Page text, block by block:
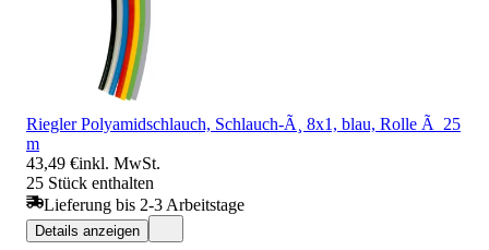
Riegler Polyamidschlauch, Schlauch-Ã¸ 8x1, blau, Rolle Ã 25
m
43,49 €inkl. MwSt.
25 Stück enthalten
Lieferung bis 2-3 Arbeitstage
Details anzeigen